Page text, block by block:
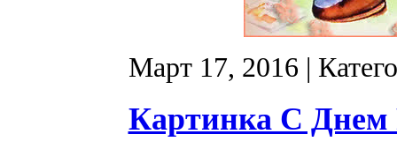
Март 17, 2016 |
Картинка С Днем